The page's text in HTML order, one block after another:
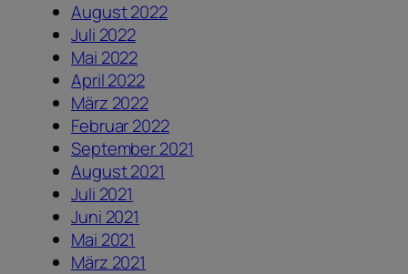
August 2022
Juli 2022
Mai 2022
April 2022
März 2022
Februar 2022
September 2021
August 2021
Juli 2021
Juni 2021
Mai 2021
März 2021